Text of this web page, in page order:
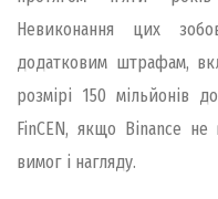
Невиконання цих
додатковим штрафам,
розмірі 150 мільйонів
FinCEN, якщо Binance
вимог і нагляду.